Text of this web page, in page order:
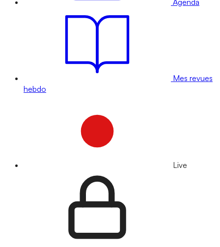
Agenda
Mes revues
hebdo
Live